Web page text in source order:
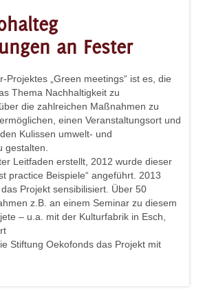
an Fester
Projektes „Green meetings“ ist es, die
Thema Nachhaltigkeit zu
die zahlreichen Maßnahmen zu
einen Veranstaltungsort und
Kulissen umwelt- und
gestalten.
Leitfaden erstellt, 2012 wurde dieser
practice Beispiele“ angeführt. 2013
Projekt sensibilisiert. Über 50
z.B. an einem Seminar zu diesem
– u.a. mit der Kulturfabrik in Esch,
Stiftung Oekofonds das Projekt mit